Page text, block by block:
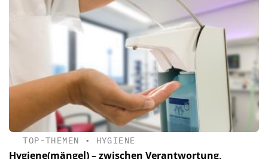
TOP-THEMEN • HYGIENE
Hygiene(mängel) – zwischen Verantwortung,